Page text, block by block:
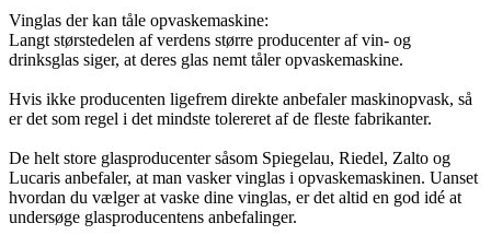
Vinglas der kan tåle opvaskemaskine:
Langt størstedelen af verdens større producenter af vin- og
drinksglas siger, at deres glas nemt tåler opvaskemaskine.
Hvis ikke producenten ligefrem direkte anbefaler maskinopvask, så
er det som regel i det mindste tolereret af de fleste fabrikanter.
De helt store glasproducenter såsom Spiegelau, Riedel, Zalto og
Lucaris anbefaler, at man vasker vinglas i opvaskemaskinen. Uanset
hvordan du vælger at vaske dine vinglas, er det altid en god idé at
undersøge glasproducentens anbefalinger.